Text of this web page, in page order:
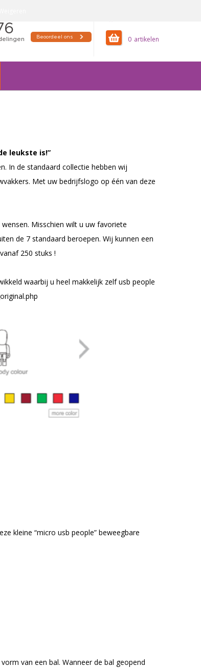
0
leukste is!”
In de standaard collectie hebben wij
. Met uw bedrijfslogo op één van deze
Misschien wilt u uw favoriete
de 7 standaard beroepen. Wij kunnen een
250 stuks !
waarbij u heel makkelijk zelf usb people
kleine “micro usb people” beweegbare
van een bal. Wanneer de bal geopend